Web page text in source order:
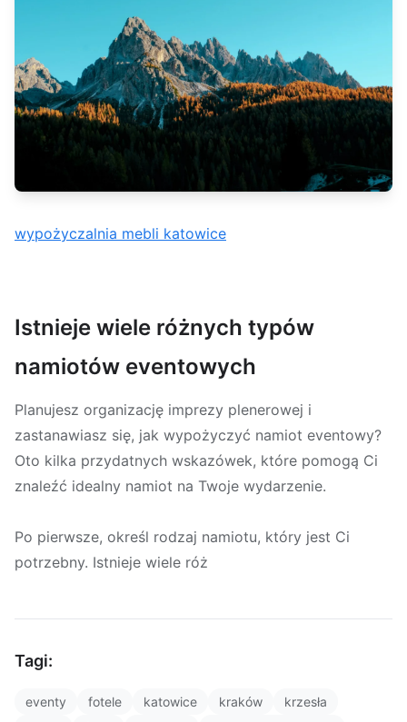
wypożyczalnia mebli katowice
Istnieje wiele różnych typów
namiotów eventowych
Planujesz organizację imprezy plenerowej i
zastanawiasz się, jak wypożyczyć namiot eventowy?
Oto kilka przydatnych wskazówek, które pomogą Ci
znaleźć idealny namiot na Twoje wydarzenie.
Po pierwsze, określ rodzaj namiotu, który jest Ci
potrzebny. Istnieje wiele róż
Tagi:
eventy fotele katowice kraków
krzesła